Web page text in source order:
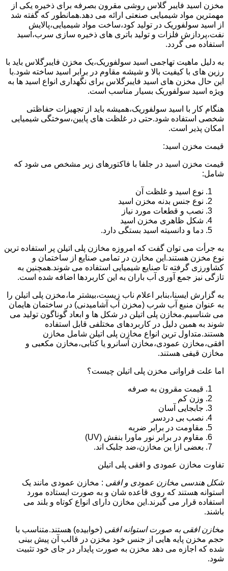
مخزن اسید فایبر گلاس روشی مقرون بصرفه برای ذخیره یکی از
مهمترین مواد شیمیایی صنعتی ارائه می دهد.همانطور که گفته شد
از اسید سولفوریک در تولید کود،ساخت مواد شیمیایی،پالایش
نفت،پردازش فلزات و تولید باتری های ذخیره سازی سرب،اسید
استفاده می گردد.
به دلیل ماهیت تهاجمی اسید سولفوریک،یک مخزن فایبرگلاس باید با
رزین های با کیفیت بالا و شیشه مقاوم در برابر اسید ساخته شود.با
این حال مخزن های اسید فایبرگلاس برای نگهداری انواع اسید ها به
ویژه اسید سولفوریک بسیار مناسب است.
هنگام کار با اسید سولفوریک،همیشه باید از تجهیزات حفاظتی
شخصی استفاده شود.حتی در غلظت های پایین،سوختگی شیمیایی
امکان پذیر است.
قیمت مخزن اسید:
قیمت مخزن اسید در جلفا با فاکتورهای زیر مشخص می شود که
شامل:
نوع اسید و غلظت آن
نوع جنس بدنه مخزن اسید
نصب و قطعات مورد نیاز
شکل ظاهری مخزن اسید
دما و دانسیته اسید بستگی دارد.
به جرأت می توان گفت که امروزه مخازن پلی اتیلن پر استفاده ترین
نوع مخزن هستند.این مخازن در تمامی صنایع از ساختمان و
کشاورزی گرفته تا صنایع شیمیایی استفاده می شوند.همچنین به
تازگی نیز جمع آوری آب باران به این کاربردها اضافه شده است.
به گزارش ایسنا،بنابر اعلام ناب زیست،بیشتر ما،مخزن پلی اتیلن را
به عنوان منبع آب شرب (مخزن آب آشامیدنی) در ساختمان هایمان
می شناسیم.مخازن پلی اتیلن در شکل ها و ابعاد گوناگون تولید می
شوند به همین دلیل در کاربردهای مختلفی قابل استفاده
هستند.متداول ترین انواع مخازن پلی اتیلن شامل مخازن
افقی،مخازن عمودی،مخازن آسانرو یا کتابی،مخازن مکعبی و
مخازن قیفی هستند.
اما علت فراوانی مخزن پلی اتیلن چیست؟
قیمت مقرون به صرفه
وزن کم
جابجایی آسان
نصب بی دردسر
مقاومت در برابر ضربه
مقاوم در برابر نور ماورا بنفش (UV)
بعضی ازا ین مخازن،ضد جلبک اند.
تفاوت مخازن عمودی و افقی پلی اتیلن
شکل هندسی مخازن عمودی و افقی : مخازن عمودی مانند یک
استوانه هستند که روی قاعده شان و به صورت ایستاده مورد
استفاده قرار می گیرند.این مخازن دارای انواع کوتاه و بلند می
باشند.
مخازن افقی به صورت استوانه افقی (خوابیده) هستند.متناسب با
حجم مخزن پایه هایی از جنس خود مخزن در قالب آن پیش بینی
شده که اجازه می دهد مخزن به صورت پایدار در جای خود تثبیت
شود.